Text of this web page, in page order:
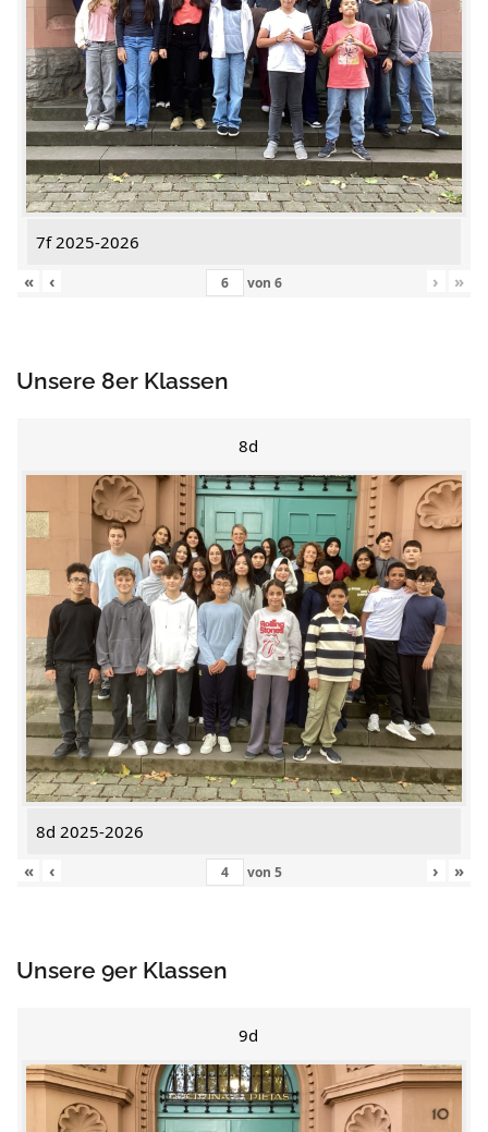
7f 2025-2026
«
‹ von 6 › »
Unsere 8er Klassen
8d
8d 2025-2026
«
‹ von 5 › »
Unsere 9er Klassen
9d